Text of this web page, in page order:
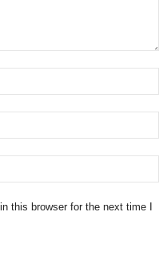
this browser for the next time I